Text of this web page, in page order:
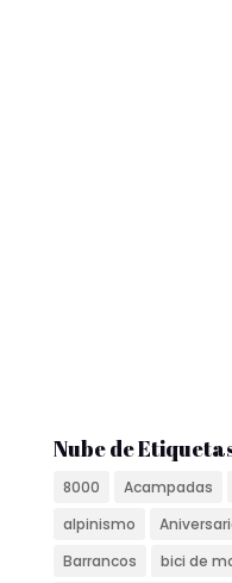
Nube de
8000 Acampadas
alpinismo
Barrancos
bici de